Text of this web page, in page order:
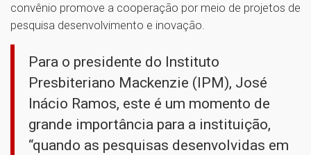
convênio promove a cooperação por meio de projetos de
pesquisa desenvolvimento e inovação.
Para o presidente do Instituto
Presbiteriano Mackenzie (IPM), José
Inácio Ramos, este é um momento de
grande importância para a instituição,
“quando as pesquisas desenvolvidas em